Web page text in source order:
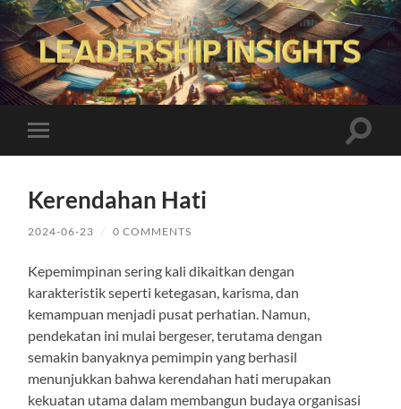
Leadership
Insights
mobile
Toggle
Kerendahan Hati
2024-06-23 / 0 COMMENTS
Kepemimpinan sering kali dikaitkan dengan
karakteristik seperti ketegasan, karisma, dan
kemampuan menjadi pusat perhatian. Namun,
pendekatan ini mulai bergeser, terutama dengan
semakin banyaknya pemimpin yang berhasil
menunjukkan bahwa kerendahan hati merupakan
kekuatan utama dalam membangun budaya organisasi